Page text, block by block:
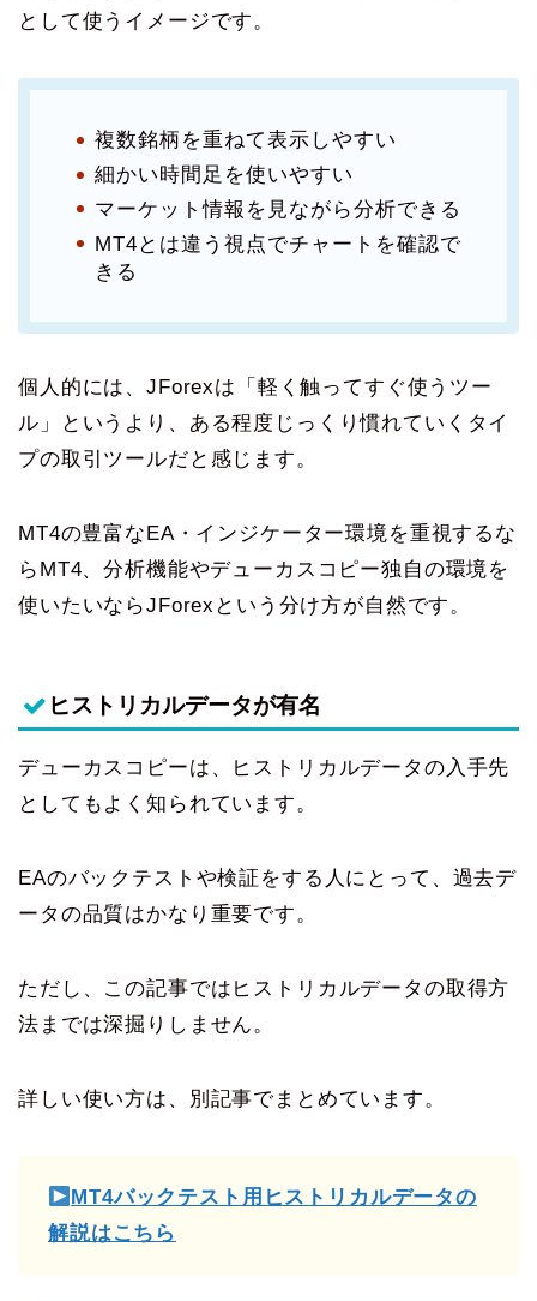
として使うイメージです。
複数銘柄を重ねて表示しやすい
細かい時間足を使いやすい
マーケット情報を見ながら分析できる
MT4とは違う視点でチャートを確認で
きる
個人的には、JForexは「軽く触ってすぐ使うツー
ル」というより、ある程度じっくり慣れていくタイ
プの取引ツールだと感じます。
MT4の豊富なEA・インジケーター環境を重視するな
らMT4、分析機能やデューカスコピー独自の環境を
使いたいならJForexという分け方が自然です。
ヒストリカルデータが有名
デューカスコピーは、ヒストリカルデータの入手先
としてもよく知られています。
EAのバックテストや検証をする人にとって、過去デ
ータの品質はかなり重要です。
ただし、この記事ではヒストリカルデータの取得方
法までは深掘りしません。
詳しい使い方は、別記事でまとめています。
MT4バックテスト用ヒストリカルデータの
解説はこちら